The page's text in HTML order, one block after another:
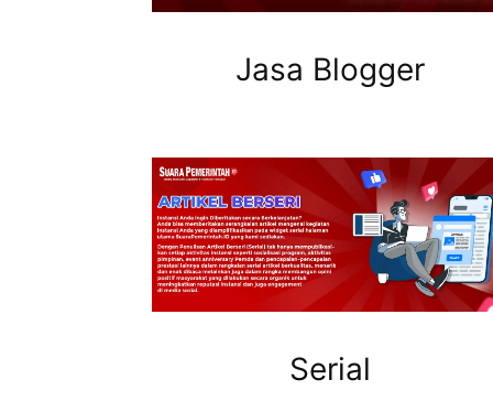
Jasa Blogger
Serial